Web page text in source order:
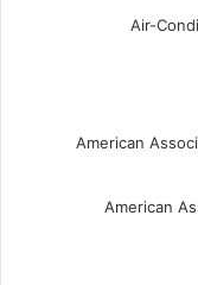
Air-
American
American